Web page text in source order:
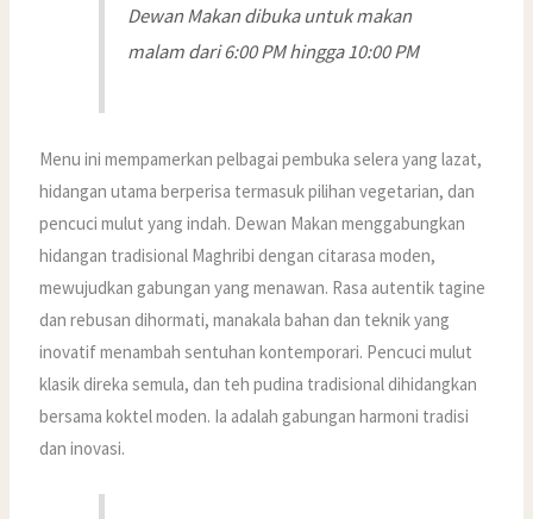
Dewan Makan dibuka untuk makan
malam dari 6:00 PM hingga 10:00 PM
Menu ini mempamerkan pelbagai pembuka selera yang lazat,
hidangan utama berperisa termasuk pilihan vegetarian, dan
pencuci mulut yang indah. Dewan Makan menggabungkan
hidangan tradisional Maghribi dengan citarasa moden,
mewujudkan gabungan yang menawan. Rasa autentik tagine
dan rebusan dihormati, manakala bahan dan teknik yang
inovatif menambah sentuhan kontemporari. Pencuci mulut
klasik direka semula, dan teh pudina tradisional dihidangkan
bersama koktel moden. Ia adalah gabungan harmoni tradisi
dan inovasi.